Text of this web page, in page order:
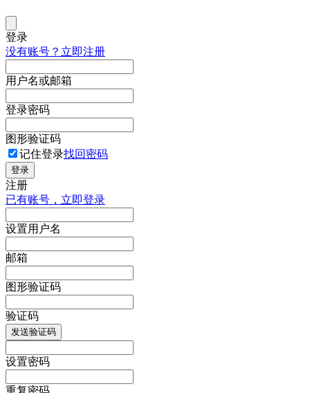
登录
没有账号？立即注册
用户名或邮箱
登录密码
图形验证码
记住登录找回密码
登录
注册
已有账号，立即登录
设置用户名
邮箱
图形验证码
验证码
发送验证码
设置密码
重复密码